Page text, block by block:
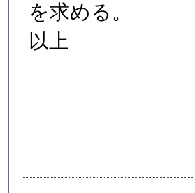
を求める。
以上